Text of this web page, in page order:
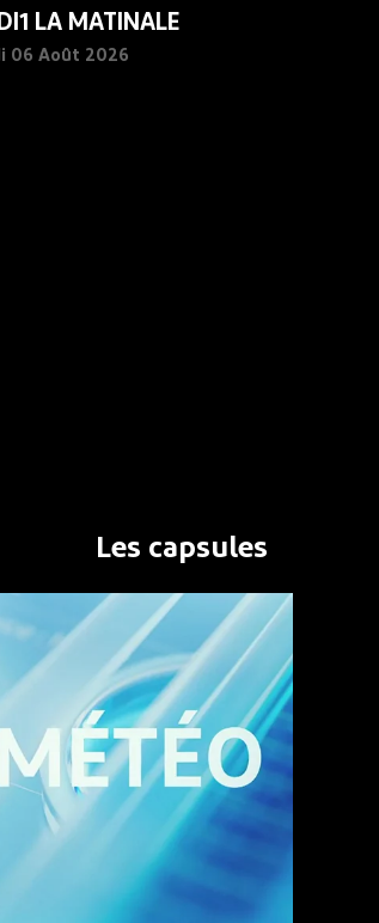
LA MATINALE
06 Août 2026
Les capsules